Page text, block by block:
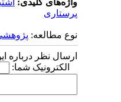
واژه‌های کلیدی:
پرستاری
نوع مطالعه:پژوهشي
ارسال نظر درباره
الکترونیک شما: